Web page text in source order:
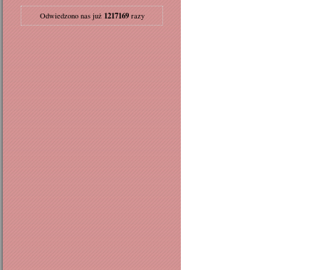
Odwiedzono nas już 1217169razy